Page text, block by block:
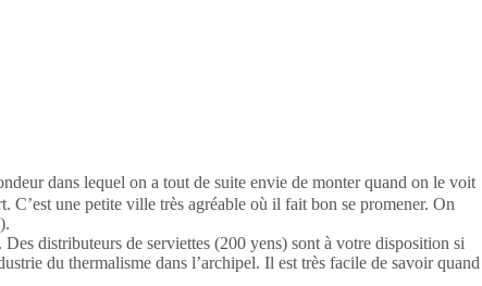
dans lequel on a tout de suite envie de monter quand on le voit
C’est une petite ville très agréable où il fait bon se promener. On
distributeurs de serviettes (200 yens) sont à votre disposition si
du thermalisme dans l’archipel. Il est très facile de savoir quand